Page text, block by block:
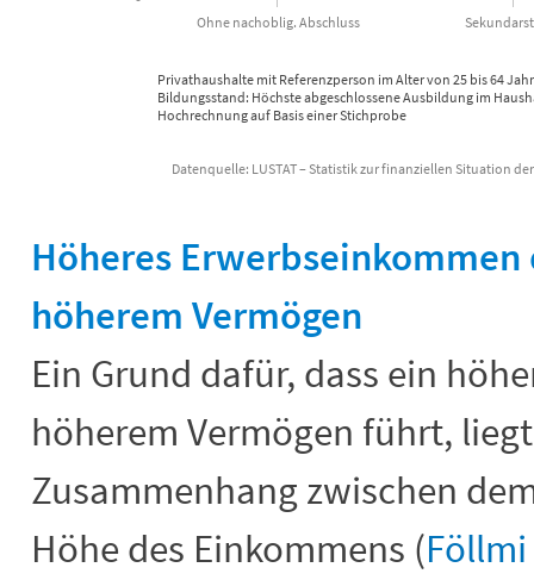
Privathaushalte mit Referenzperson im Alter von 25 bis 64
Bildungsstand: Höchste abgeschlossene Ausbildung im
Hochrechnung auf Basis einer Stichprobe
Ohne nachoblig. Abschluss
Datenquelle: LUSTAT – Statistik zur finanziellen Situation
Höheres
höherem Vermögen
Ein Grund dafür, dass ein
höherem Vermögen führt,
Zusammenhang zwischen
Höhe des Einkommens (